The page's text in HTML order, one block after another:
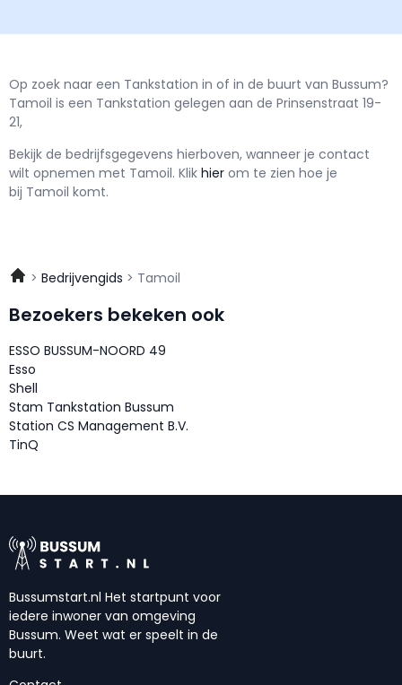
Op zoek naar een Tankstation in of in de buurt van Bussum?
Tamoil is een Tankstation gelegen aan de Prinsenstraat 19-
21,
Bekijk de bedrijfsgegevens hierboven, wanneer je contact
wilt opnemen met Tamoil. Klik hier om te zien hoe je
bij Tamoil komt.
Bedrijvengids Tamoil
Bezoekers bekeken ook
ESSO BUSSUM-NOORD 49
Esso
Shell
Stam Tankstation Bussum
Station CS Management B.V.
TinQ
Bussumstart.nl Het startpunt voor
iedere inwoner van omgeving
Bussum. Weet wat er speelt in de
buurt.